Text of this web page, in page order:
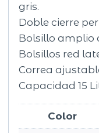
gris.
Doble cierre
Bolsillo amplio
Bolsillos red
Correa
Capacidad 15
Color